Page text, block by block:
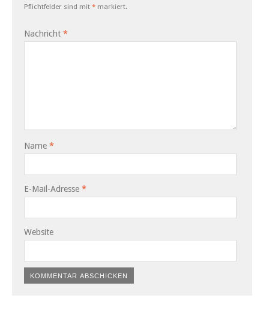
Pflichtfelder sind mit * markiert.
Nachricht *
Name *
E-Mail-Adresse *
Website